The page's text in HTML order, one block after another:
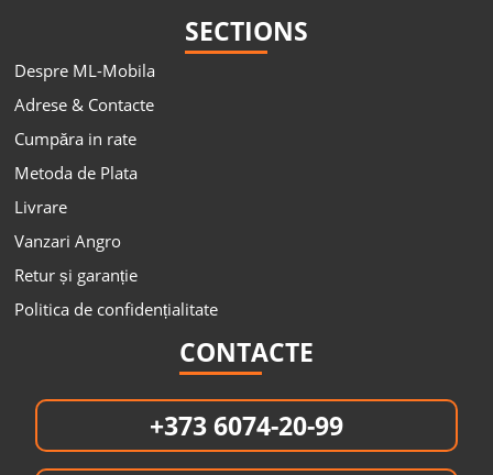
SECTIONS
Despre ML-Mobila
Adrese & Contacte
Cumpăra in rate
Metoda de Plata
Livrare
Vanzari Angro
Retur și garanție
Politica de confidențialitate
CONTACTE
+373 6074-20-99